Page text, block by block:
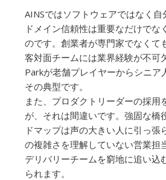
AINSではソフトウェアではなく自
ドメイン信頼性は重要なだけでな
のです。創業者が専門家でなくて
客対面チームには業界経験が不可
Parkが老舗プレイヤーからシニア
その典型です。
また、プロダクトリーダーの採用
が、それは間違いです。強固な橋
ドマップは声の大きい人に引っ張
の複雑さを理解していない営業担
デリバリーチームを窮地に追い込
られます。